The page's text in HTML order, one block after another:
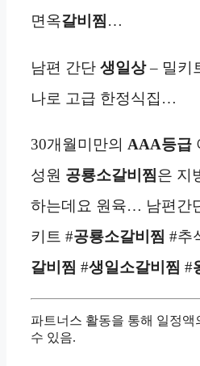
면옥갈비찜…
남편 간단 생일상– 밀키
나로 고급 한정식집…
30개월미만의 AAA등급
성원 공룡소갈비찜은 지
하는데요 원육… 남편간
키트 #공룡소갈비찜 #추
갈비찜 #생일 소갈비찜 #
파트너스 활동을 통해 일정
수 있음.